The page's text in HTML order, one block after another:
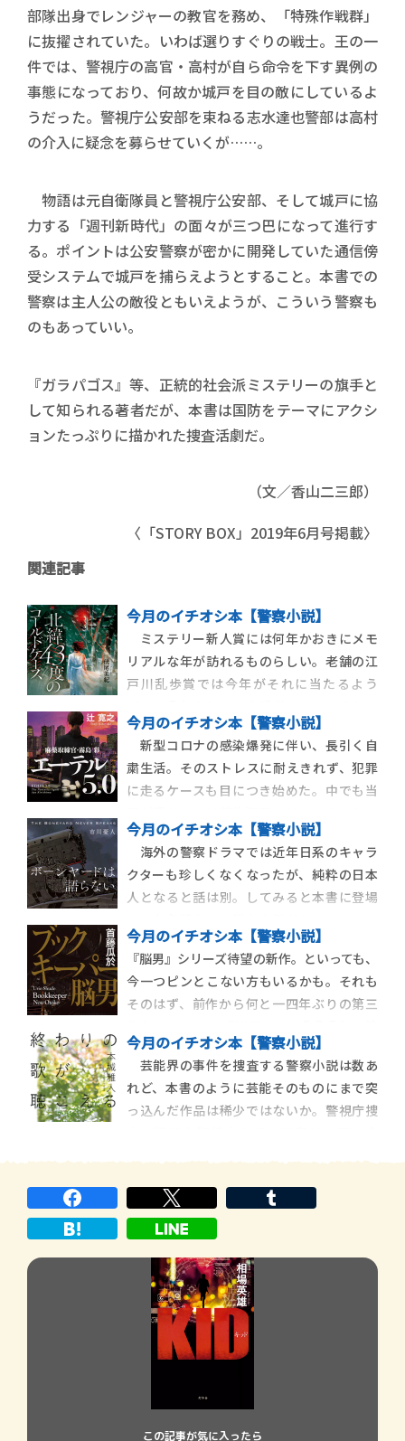
部隊出身でレンジャーの教官を務め、「特殊作戦群」
に抜擢されていた。いわば選りすぐりの戦士。王の一
件では、警視庁の高官・高村が自ら命令を下す異例の
事態になっており、何故か城戸を目の敵にしているよ
うだった。警視庁公安部を束ねる志水達也警部は高村
の介入に疑念を募らせていくが……。
物語は元自衛隊員と警視庁公安部、そして城戸に協
力する「週刊新時代」の面々が三つ巴になって進行す
る。ポイントは公安警察が密かに開発していた通信傍
受システムで城戸を捕らえようとすること。本書での
警察は主人公の敵役ともいえようが、こういう警察も
のもあっていい。
『ガラパゴス』等、正統的社会派ミステリーの旗手と
して知られる著者だが、本書は国防をテーマにアクシ
ョンたっぷりに描かれた捜査活劇だ。
（文／香山二三郎）
〈「STORY BOX」2019年6月号掲載〉
関連記事
今月のイチオシ本【警察小説】
ミステリー新人賞には何年かおきにメモ
リアルな年が訪れるものらしい。老舗の江
戸川乱歩賞では今年がそれに当たるよう
一作は九年ぶりの女性受賞者。桃野雑派
『老虎残夢』が一二世紀の南宋時代の中国
を舞台にした武侠小説仕立ての本格ミステ
リーであるのに対し、一方の伏尾美紀『北
緯43度のコールドケ
今月のイチオシ本【警察小説】
新型コロナの感染爆発に伴い、長引く自
粛生活。そのストレスに耐えきれず、犯罪
に走るケースも目につき始めた。中でも当
犯罪それ自体の危険性もさることながら、
それが暴力組織の利益拡大につながること
が大きい。今回取り上げるのはその薬物犯
罪を捜査する麻薬取締官の活躍を描いた話
──というと、麻
今月のイチオシ本【警察小説】
海外の警察ドラマでは近年日系のキャラ
クターも珍しくなくなったが、純粋の日本
人となると話は別。してみると本書に登場
ころだが、彼の出身はＪ国で、所属するフ
ラッグスタッフ署があるのも、アメリカな
らぬ平行世界のＵ国だ。本書は第二六回鮎
川哲也賞受賞作『ジェリーフィッシュは凍
らない』から始ま
今月のイチオシ本【警察小説】
『脳男』シリーズ待望の新作。といっても、
今一つピンとこない方もいるかも。それも
そのはず、前作から何と一四年ぶりの第三
四六回江戸川乱歩賞受賞作で、愛宕市とい
う中部地方の架空の都会を舞台にした話。
市警の茶屋警部は街を震撼させている爆弾
魔を逮捕しにアジトへ乗り込むが、つかま
今月のイチオシ本【警察小説】
芸能界の事件を捜査する警察小説は数あ
れど、本書のように芸能そのものにまで突
っ込んだ作品は稀少ではないか。警視庁捜
上京してきた刑事、渡真利猛は一九年前、
人気ロックバンド・メアリーのギタリス
この記事が気に入ったら